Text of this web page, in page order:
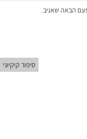
הבאה שאגיב.
סיפור קיקיוני